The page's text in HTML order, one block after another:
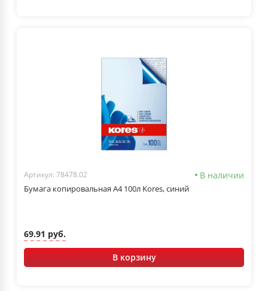
Артикул: 78478.02 В наличии
Бумага копировальная А4 100л Kores, синий
69.91 руб.
В корзину